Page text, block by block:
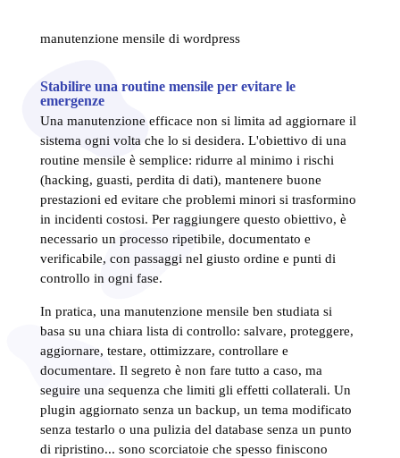
manutenzione mensile di wordpress
Stabilire una routine mensile per evitare le
emergenze
Una manutenzione efficace non si limita ad aggiornare il
sistema ogni volta che lo si desidera. L'obiettivo di una
routine mensile è semplice: ridurre al minimo i rischi
(hacking, guasti, perdita di dati), mantenere buone
prestazioni ed evitare che problemi minori si trasformino
in incidenti costosi. Per raggiungere questo obiettivo, è
necessario un processo ripetibile, documentato e
verificabile, con passaggi nel giusto ordine e punti di
controllo in ogni fase.
In pratica, una manutenzione mensile ben studiata si
basa su una chiara lista di controllo: salvare, proteggere,
aggiornare, testare, ottimizzare, controllare e
documentare. Il segreto è non fare tutto a caso, ma
seguire una sequenza che limiti gli effetti collaterali. Un
plugin aggiornato senza un backup, un tema modificato
senza testarlo o una pulizia del database senza un punto
di ripristino... sono scorciatoie che spesso finiscono